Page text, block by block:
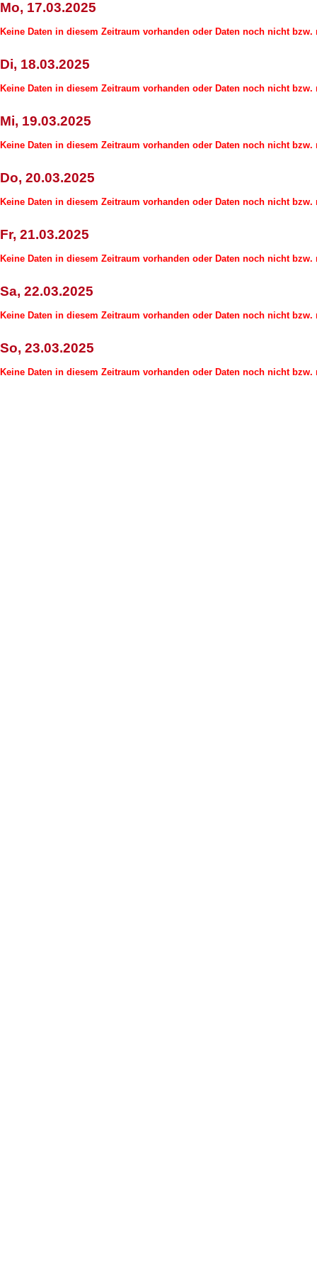
Mo, 17.03.2025
Keine Daten in diesem Zeitraum vorhanden oder Daten noch nicht
Di, 18.03.2025
Keine Daten in diesem Zeitraum vorhanden oder Daten noch nicht
Mi, 19.03.2025
Keine Daten in diesem Zeitraum vorhanden oder Daten noch nicht
Do, 20.03.2025
Keine Daten in diesem Zeitraum vorhanden oder Daten noch nicht
Fr, 21.03.2025
Keine Daten in diesem Zeitraum vorhanden oder Daten noch nicht
Sa, 22.03.2025
Keine Daten in diesem Zeitraum vorhanden oder Daten noch nicht
So, 23.03.2025
Keine Daten in diesem Zeitraum vorhanden oder Daten noch nicht